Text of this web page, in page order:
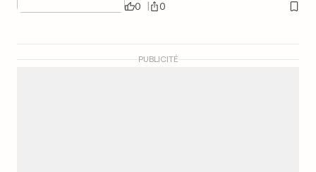
0 0
PUBLICITÉ